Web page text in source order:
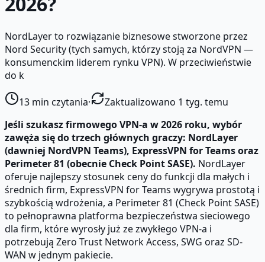
NordLayer to rozwiązanie biznesowe stworzone przez
Nord Security (tych samych, którzy stoją za NordVPN —
konsumenckim liderem rynku VPN). W przeciwieństwie
do k
13 min czytania·
Zaktualizowano 1 tyg. temu
Jeśli szukasz firmowego VPN-a w 2026 roku, wybór
zawęża się do trzech głównych graczy: NordLayer
(dawniej NordVPN Teams), ExpressVPN for Teams oraz
Perimeter 81 (obecnie Check Point SASE). NordLayer
oferuje najlepszy stosunek ceny do funkcji dla małych i
średnich firm, ExpressVPN for Teams wygrywa prostotą i
szybkością wdrożenia, a Perimeter 81 (Check Point SASE)
to pełnoprawna platforma bezpieczeństwa sieciowego
dla firm, które wyrosły już ze zwykłego VPN-a i
potrzebują Zero Trust Network Access, SWG oraz SD-
WAN w jednym pakiecie.